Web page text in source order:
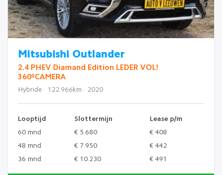
Mitsubishi Outlander
2.4 PHEV Diamand Edition LEDER VOL!
360ºCAMERA
Hybride · 122.966km · 2020
Looptijd Slottermijn
Lease p/m
60 mnd
€ 5.680
€ 408
48 mnd
€ 7.950
€ 442
36 mnd
€ 10.230 € 491